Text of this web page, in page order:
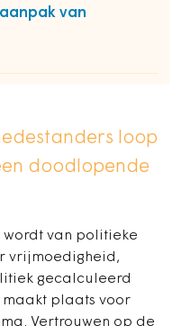
van
loop
doodlopende
van politieke
vrijmoedigheid,
gecalculeerd
maakt plaats voor
Vertrouwen op de